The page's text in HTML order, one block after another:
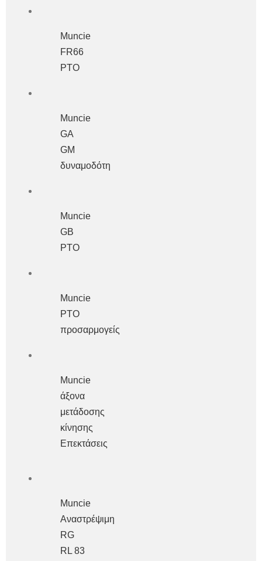
Muncie
FR66
PTO
Muncie
GA
GM
δυναμοδότη
Muncie
GB
ΡΤΟ
Muncie
PTO
προσαρμογείς
Muncie
άξονα
μετάδοσης
κίνησης
Επεκτάσεις
Muncie
Αναστρέψιμη
RG
RL 83